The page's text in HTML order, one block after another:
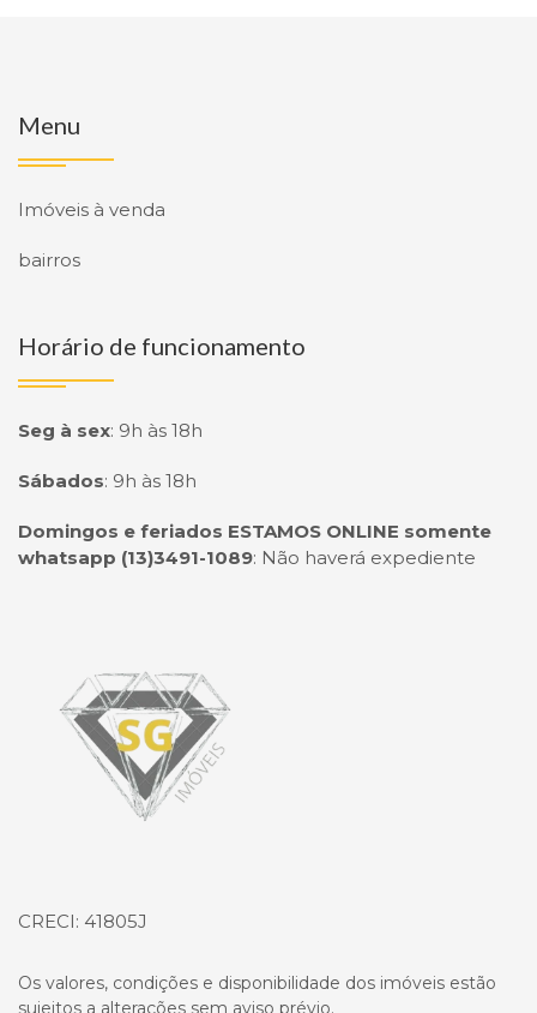
Menu
Imóveis à venda
bairros
Horário de funcionamento
Seg à sex: 9h às 18h
Sábados: 9h às 18h
Domingos e feriados ESTAMOS ONLINE somente
whatsapp (13)3491-1089: Não haverá expediente
CRECI: 41805J
Os valores, condições e disponibilidade dos imóveis estão
sujeitos a alterações sem aviso prévio.